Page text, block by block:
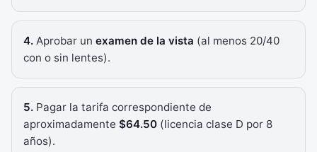
4. Aprobar un examen de la vista (al menos 20/40
con o sin lentes).
5. Pagar la tarifa correspondiente de
aproximadamente $64.50 (licencia clase D por 8
años).